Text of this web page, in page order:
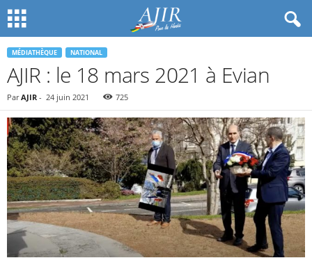
MÉDIATHÈQUE NATIONAL
AJIR : le 18 mars 2021 à Evian
Par AJIR - 24 juin 2021 725